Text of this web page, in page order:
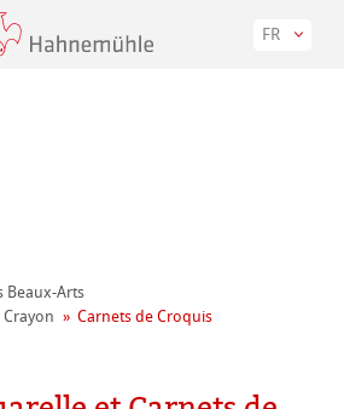
FR
Beaux-Arts
Crayon
Carnets de Croquis